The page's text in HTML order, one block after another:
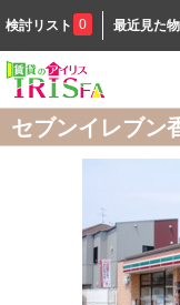
検討リスト 0 最近見た
セブンイレブン